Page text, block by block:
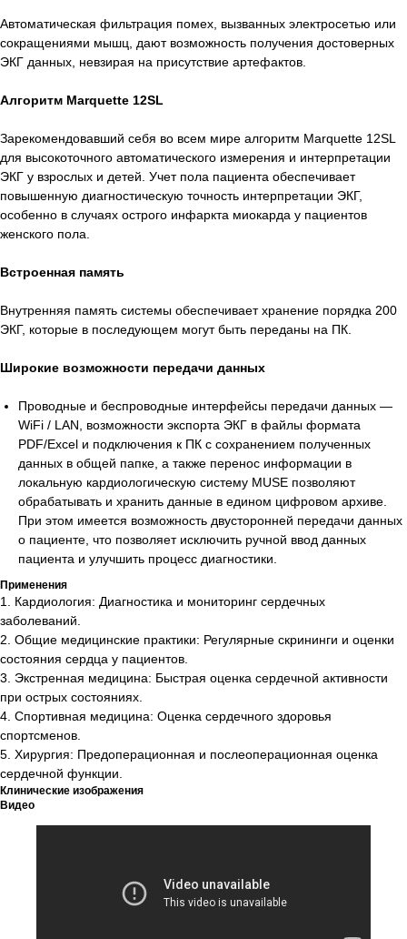
Автоматическая фильтрация помех, вызванных электросетью или
сокращениями мышц, дают возможность получения достоверных
ЭКГ данных, невзирая на присутствие артефактов.
Алгоритм Marquette 12SL
Зарекомендовавший себя во всем мире алгоритм Marquette 12SL
для высокоточного автоматического измерения и интерпретации
ЭКГ у взрослых и детей. Учет пола пациента обеспечивает
повышенную диагностическую точность интерпретации ЭКГ,
особенно в случаях острого инфаркта миокарда у пациентов
женского пола.
Встроенная память
Внутренняя память системы обеспечивает хранение порядка 200
ЭКГ, которые в последующем могут быть переданы на ПК.
Широкие возможности передачи данных
Проводные и беспроводные интерфейсы передачи данных —
WiFi / LAN, возможности экспорта ЭКГ в файлы формата
PDF/Excel и подключения к ПК с сохранением полученных
данных в общей папке, а также перенос информации в
локальную кардиологическую систему MUSE позволяют
обрабатывать и хранить данные в едином цифровом архиве.
При этом имеется возможность двусторонней передачи данных
о пациенте, что позволяет исключить ручной ввод данных
пациента и улучшить процесс диагностики.
Применения
1. Кардиология: Диагностика и мониторинг сердечных
заболеваний.
2. Общие медицинские практики: Регулярные скрининги и оценки
состояния сердца у пациентов.
3. Экстренная медицина: Быстрая оценка сердечной активности
при острых состояниях.
4. Спортивная медицина: Оценка сердечного здоровья
спортсменов.
5. Хирургия: Предоперационная и послеоперационная оценка
сердечной функции.
Клинические изображения
Видео
Есть вопросы?
+998
Официальный
дистрибьютор медицинского
оборудования
Основное
О нас
Каталог
Новости
Cтатьи
Для клиента
Бренды
Контакты